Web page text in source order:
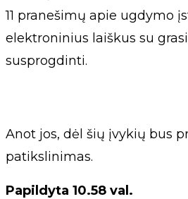
11 pranešimų apie ugdymo
elektroninius laiškus su
susprogdinti.
Anot jos, dėl šių įvykių bus
patikslinimas.
Papildyta 10.58 val.